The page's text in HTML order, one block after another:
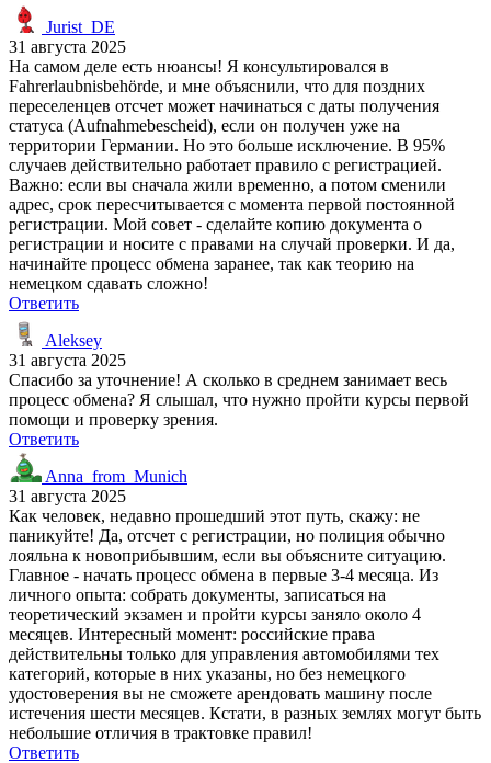
Jurist_DE
31 августа 2025
На самом деле есть нюансы! Я консультировался в
Fahrerlaubnisbehörde, и мне объяснили, что для поздних
переселенцев отсчет может начинаться с даты получения
статуса (Aufnahmebescheid), если он получен уже на
территории Германии. Но это больше исключение. В 95%
случаев действительно работает правило с регистрацией.
Важно: если вы сначала жили временно, а потом сменили
адрес, срок пересчитывается с момента первой постоянной
регистрации. Мой совет - сделайте копию документа о
регистрации и носите с правами на случай проверки. И да,
начинайте процесс обмена заранее, так как теорию на
немецком сдавать сложно!
Ответить
Aleksey
31 августа 2025
Спасибо за уточнение! А сколько в среднем занимает весь
процесс обмена? Я слышал, что нужно пройти курсы первой
помощи и проверку зрения.
Ответить
Anna_from_Munich
31 августа 2025
Как человек, недавно прошедший этот путь, скажу: не
паникуйте! Да, отсчет с регистрации, но полиция обычно
лояльна к новоприбывшим, если вы объясните ситуацию.
Главное - начать процесс обмена в первые 3-4 месяца. Из
личного опыта: собрать документы, записаться на
теоретический экзамен и пройти курсы заняло около 4
месяцев. Интересный момент: российские права
действительны только для управления автомобилями тех
категорий, которые в них указаны, но без немецкого
удостоверения вы не сможете арендовать машину после
истечения шести месяцев. Кстати, в разных землях могут быть
небольшие отличия в трактовке правил!
Ответить